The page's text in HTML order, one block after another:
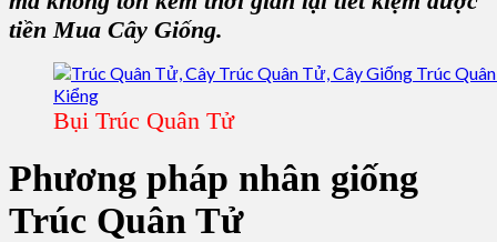
tiền Mua Cây Giống.
Bụi Trúc Quân Tử
Phương pháp nhân giống
Trúc Quân Tử